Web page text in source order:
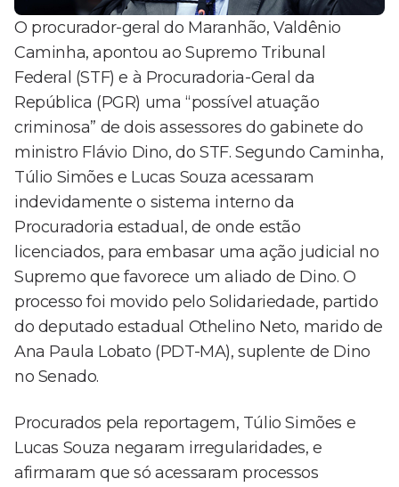
O procurador-geral do Maranhão, Valdênio
Caminha, apontou ao Supremo Tribunal
Federal (STF) e à Procuradoria-Geral da
República (PGR) uma “possível atuação
criminosa” de dois assessores do gabinete do
ministro Flávio Dino, do STF. Segundo Caminha,
Túlio Simões e Lucas Souza acessaram
indevidamente o sistema interno da
Procuradoria estadual, de onde estão
licenciados, para embasar uma ação judicial no
Supremo que favorece um aliado de Dino. O
processo foi movido pelo Solidariedade, partido
do deputado estadual Othelino Neto, marido de
Ana Paula Lobato (PDT-MA), suplente de Dino
no Senado.
Procurados pela reportagem, Túlio Simões e
Lucas Souza negaram irregularidades, e
afirmaram que só acessaram processos